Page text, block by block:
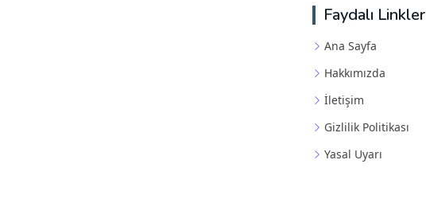
Faydalı Linkler
Ana Sayfa
Hakkımızda
İletişim
Gizlilik Politikası
Yasal Uyarı